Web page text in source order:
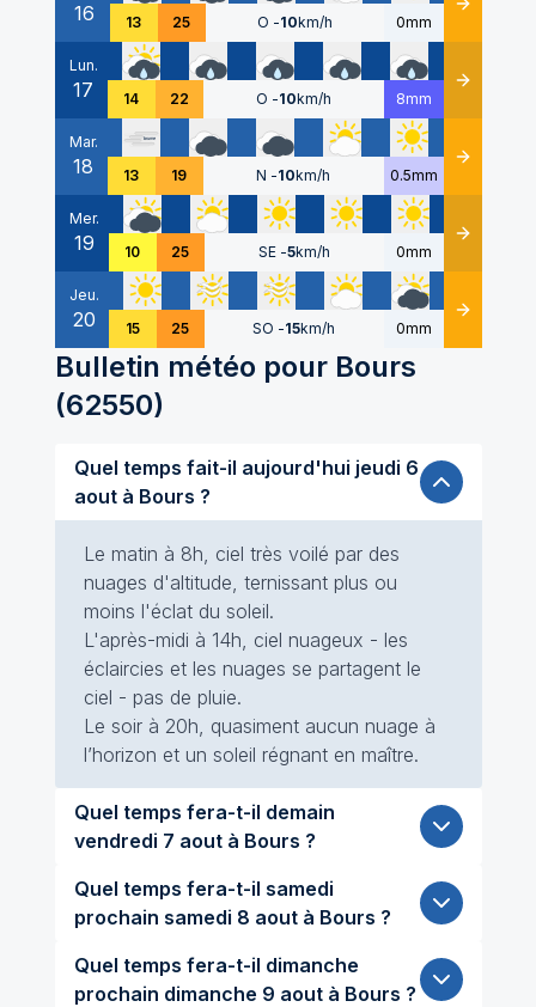
16 13 25 O -10km/h 0mm Détails
Lun.
17 14 22 O -10km/h 8mm Détails
Mar.
18 13 19 N -10km/h 0.5mm Détails
Mer.
19 10 25 SE -5km/h 0mm Détails
Jeu.
20 15 25 SO -15km/h 0mm Détails
Bulletin météo pour Bours
(62550)
Quel temps fait-il aujourd'hui jeudi 6
aout à Bours ?
Le matin à 8h, ciel très voilé par des
nuages d'altitude, ternissant plus ou
moins l'éclat du soleil.
L'après-midi à 14h, ciel nuageux - les
éclaircies et les nuages se partagent le
ciel - pas de pluie.
Le soir à 20h, quasiment aucun nuage à
l’horizon et un soleil régnant en maître.
Quel temps fera-t-il demain
vendredi 7 aout à Bours ?
Quel temps fera-t-il samedi
prochain samedi 8 aout à Bours ?
Quel temps fera-t-il dimanche
prochain dimanche 9 aout à Bours ?